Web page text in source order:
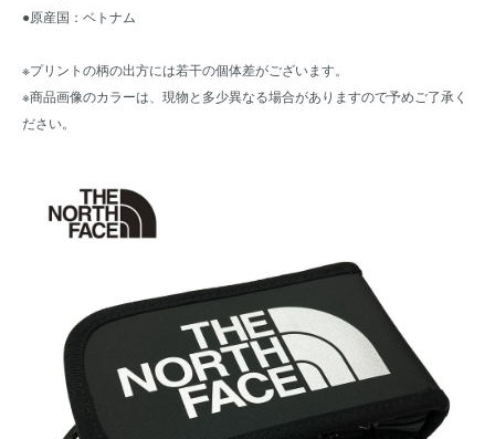
●原産国：ベトナム
※プリントの柄の出方には若干の個体差がございます。
※商品画像のカラーは、現物と多少異なる場合がありますので予めご了承く
ださい。